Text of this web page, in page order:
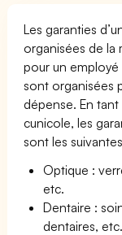
Les garanties
organisées de la
pour un employé
sont organisées
dépense. En
cunicole, les
sont les
Optique :
etc.
Dentaire :
dentaires, etc.